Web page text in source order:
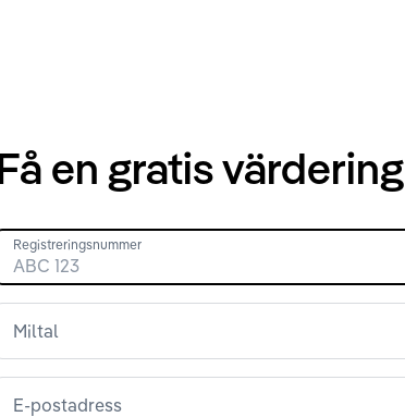
en gratis värdering
Registreringsnummer
Miltal
E-postadress